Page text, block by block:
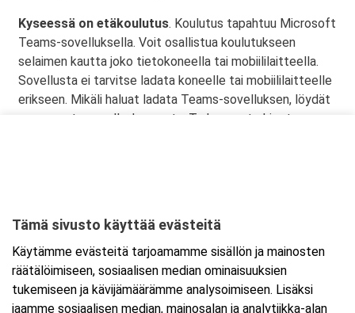
Kyseessä on etäkoulutus. Koulutus tapahtuu Microsoft
Teams-sovelluksella. Voit osallistua koulutukseen
selaimen kautta joko tietokoneella tai mobiililaitteella.
Sovellusta ei tarvitse ladata koneelle tai mobiililaitteelle
erikseen. Mikäli haluat ladata Teams-sovelluksen, löydät
sen omasta sovelluskaupasta. Tarkemmat ohjeet
Ajankohta
Alkaa:30.12.2026 08:30
Päättyy:30.12.2026 11:45
Tämä sivusto käyttää evästeitä
Käytämme evästeitä tarjoamamme sisällön ja mainosten
räätälöimiseen, sosiaalisen median ominaisuuksien
tukemiseen ja kävijämäärämme analysoimiseen. Lisäksi
jaamme sosiaalisen median, mainosalan ja analytiikka-alan